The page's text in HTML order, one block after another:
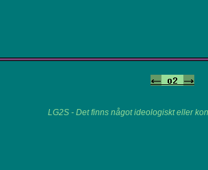
<- o2 ->
LG2S - Det finns något ideologiskt eller